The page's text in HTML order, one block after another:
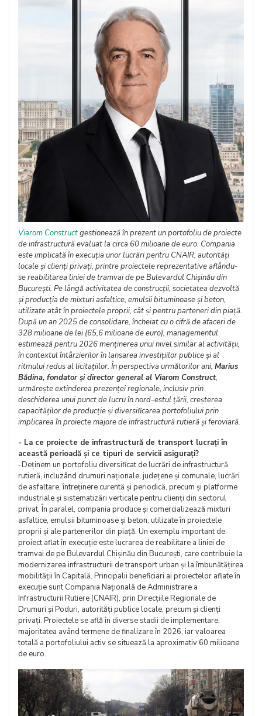
Viarom Constructgestionează în prezent un portofoliu de proiecte
de infrastructură evaluat la circa 60 milioane de euro. Compania
este implicată în execuția unor lucrări pentru CNAIR, autorități
locale și clienți privați, printre proiectele reprezentative aflându-
se reabilitarea liniei de tramvai de pe Bulevardul Chișinău din
București. Pe lângă activitatea de construcții, societatea dezvoltă
și producția de mixturi asfaltice, emulsii bituminoase și beton,
utilizate atât în proiectele proprii, cât și pentru parteneri din piață.
După un an 2025 de consolidare, încheiat cu o cifră de afaceri de
328 milioane de lei (65,6 milioane de euro), managementul
estimează pentru 2026 menținerea unui nivel similar al activității,
în contextul întârzierilor în lansarea investițiilor publice și al
ritmului redus al licitațiilor. În perspectiva următorilor ani, Marius
Bădina, fondator și director general al Viarom Construct,
urmărește extinderea prezenței regionale, inclusiv prin
deschiderea unui punct de lucru în nord-estul țării, creșterea
capacităților de producție și diversificarea portofoliului prin
implicarea în proiecte majore de infrastructură rutieră și feroviară.
- La ce proiecte de infrastructură de transport lucrați în
această perioadă și ce tipuri de servicii asigurați?
-Deținem un portofoliu diversificat de lucrări de infrastructură
rutieră, incluzând drumuri naționale, județene și comunale, lucrări
de asfaltare, întreținere curentă și periodică, precum și platforme
industriale și sistematizări verticale pentru clienți din sectorul
privat. În paralel, compania produce și comercializează mixturi
asfaltice, emulsii bituminoase și beton, utilizate în proiectele
proprii și ale partenerilor din piață. Un exemplu important de
proiect aflat în execuție este lucrarea de reabilitare a liniei de
tramvai de pe Bulevardul Chișinău din București, care contribuie la
modernizarea infrastructurii de transport urban și la îmbunătățirea
mobilității în Capitală. Principalii beneficiari ai proiectelor aflate în
execuție sunt Compania Națională de Administrare a
Infrastructurii Rutiere (CNAIR), prin Direcțiile Regionale de
Drumuri și Poduri, autorități publice locale, precum și clienți
privați. Proiectele se află în diverse stadii de implementare,
majoritatea având termene de finalizare în 2026, iar valoarea
totală a portofoliului activ se situează la aproximativ 60 milioane
de euro.